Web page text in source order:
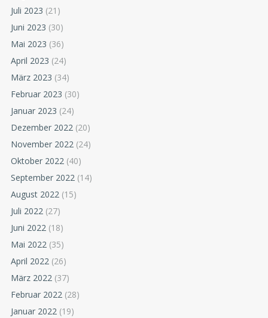
Juli 2023 (21)
Juni 2023 (30)
Mai 2023 (36)
April 2023 (24)
März 2023 (34)
Februar 2023 (30)
Januar 2023 (24)
Dezember 2022 (20)
November 2022 (24)
Oktober 2022 (40)
September 2022 (14)
August 2022 (15)
Juli 2022 (27)
Juni 2022 (18)
Mai 2022 (35)
April 2022 (26)
März 2022 (37)
Februar 2022 (28)
Januar 2022 (19)